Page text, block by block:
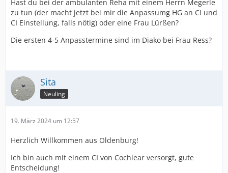
Hast du bei der ambulanten Reha mit einem Herrn Megerle
zu tun (der macht jetzt bei mir die Anpassumg HG an CI und
CI Einstellung, falls nötig) oder eine Frau Lürßen?
Die ersten 4-5 Anpasstermine sind im Diako bei Frau Ress?
Sita
Neuling
19. März 2024 um 12:57
Herzlich Willkommen aus Oldenburg!
Ich bin auch mit einem CI von Cochlear versorgt, gute
Entscheidung!